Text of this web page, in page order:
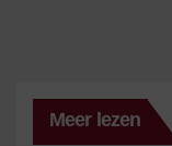
Meer lezen